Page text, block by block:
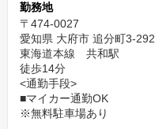
勤務地
〒474-0027
愛知県 大府市 追分町3-292
東海道本線 共和駅
徒歩14分
<通勤手段>
■マイカー通勤OK
※無料駐車場あり